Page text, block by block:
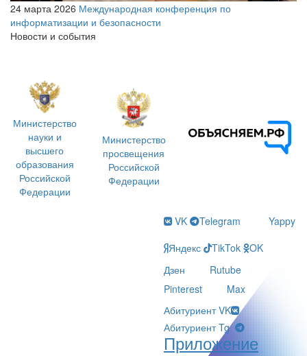
24 марта 2026 Международная конференция по
информатизации и безопасности
Новости и события
Министерство
науки и
высшего
образования
Российской
Федерации
Министерство
просвещения
Российской
Федерации
VK Telegram
Yappy
Яндекс
TikTok
OK
Дзен
Rutube
Pinterest
Max
Абитуриент VK
Абитуриент Tg
Приложение